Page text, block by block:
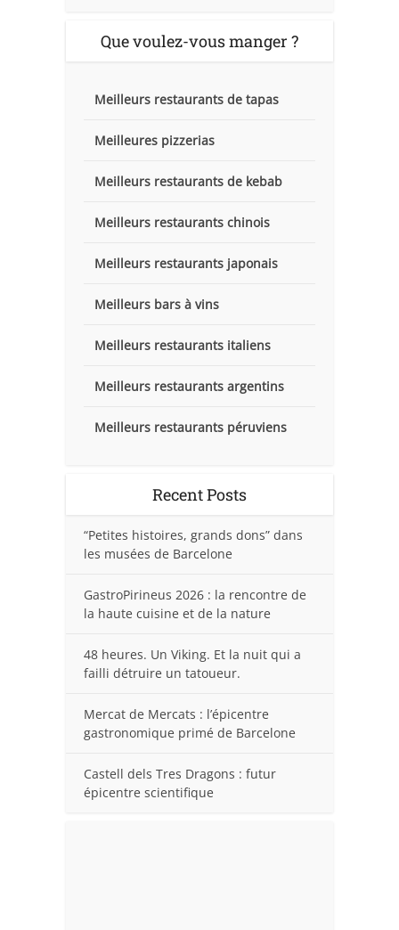
Que voulez-vous manger ?
Meilleurs restaurants de tapas
Meilleures pizzerias
Meilleurs restaurants de kebab
Meilleurs restaurants chinois
Meilleurs restaurants japonais
Meilleurs bars à vins
Meilleurs restaurants italiens
Meilleurs restaurants argentins
Meilleurs restaurants péruviens
Recent Posts
“Petites histoires, grands dons” dans
les musées de Barcelone
GastroPirineus 2026 : la rencontre de
la haute cuisine et de la nature
48 heures. Un Viking. Et la nuit qui a
failli détruire un tatoueur.
Mercat de Mercats : l’épicentre
gastronomique primé de Barcelone
Castell dels Tres Dragons : futur
épicentre scientifique